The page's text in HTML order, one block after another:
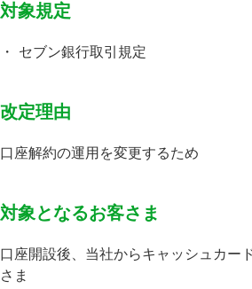
対象規定
・ セブン銀行取引規定
改定理由
口座解約の運用を変更するため
対象となるお客さま
口座開設後、当社からキャッシュカー
さま